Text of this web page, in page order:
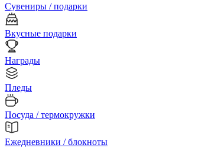
Сувениры / подарки
Вкусные подарки
Награды
Пледы
Посуда / термокружки
Ежедневники / блокноты